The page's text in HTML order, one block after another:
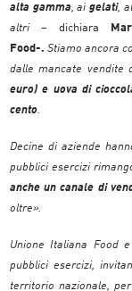
alta gamma, ai gelati,
altri– dichiara
Food-.Stiamo ancora
dalle mancate vendite
euro) e uova di
cento.
Decine di aziende
pubblici esercizi
anche un canale di
oltre».
Unione Italiana Food
pubblici esercizi,
territorio nazionale,